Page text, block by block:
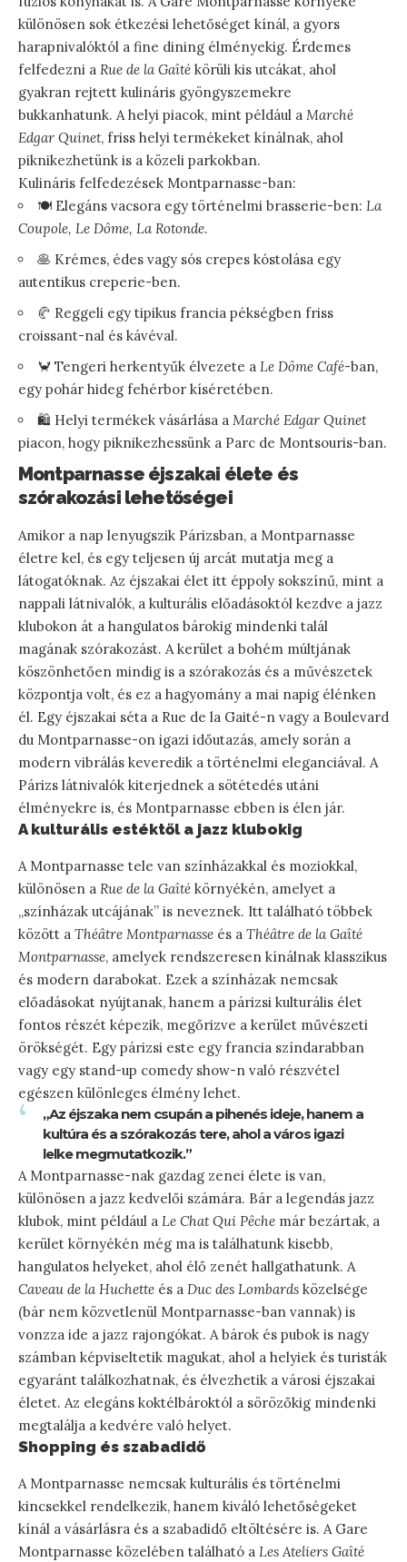
különösen sok étkezési lehetőséget kínál, a gyors
harapnivalóktól a fine dining élményekig. Érdemes
felfedezni a Rue de la Gaîté körüli kis utcákat, ahol
gyakran rejtett kulináris gyöngyszemekre
bukkanhatunk. A helyi piacok, mint például a Marché
Edgar Quinet, friss helyi termékeket kínálnak, ahol
piknikezhetünk is a közeli parkokban.
Kulináris felfedezések Montparnasse-ban:
🍽️ Elegáns vacsora egy történelmi brasserie-ben: La
Coupole, Le Dôme, La Rotonde.
🥞 Krémes, édes vagy sós crepes kóstolása egy
autentikus creperie-ben.
🥐 Reggeli egy tipikus francia pékségben friss
croissant-nal és kávéval.
🦀 Tengeri herkentyűk élvezete a Le Dôme Café-ban,
egy pohár hideg fehérbor kíséretében.
🛍️ Helyi termékek vásárlása a Marché Edgar Quinet
piacon, hogy piknikezhessünk a Parc de Montsouris-ban.
Montparnasse éjszakai élete és
szórakozási lehetőségei
Amikor a nap lenyugszik Párizsban, a Montparnasse
életre kel, és egy teljesen új arcát mutatja meg a
látogatóknak. Az éjszakai élet itt éppoly sokszínű, mint a
nappali látnivalók, a kulturális előadásoktól kezdve a jazz
klubokon át a hangulatos bárokig mindenki talál
magának szórakozást. A kerület a bohém múltjának
köszönhetően mindig is a szórakozás és a művészetek
központja volt, és ez a hagyomány a mai napig élénken
él. Egy éjszakai séta a Rue de la Gaité-n vagy a Boulevard
du Montparnasse-on igazi időutazás, amely során a
modern vibrálás keveredik a történelmi eleganciával. A
Párizs látnivalók kiterjednek a sötétedés utáni
élményekre is, és Montparnasse ebben is élen jár.
A kulturális estéktől a jazz klubokig
A Montparnasse tele van színházakkal és moziokkal,
különösen a Rue de la Gaîté környékén, amelyet a
„színházak utcájának” is neveznek. Itt található többek
között a Théâtre Montparnasse és a Théâtre de la Gaîté
Montparnasse, amelyek rendszeresen kínálnak klasszikus
és modern darabokat. Ezek a színházak nemcsak
előadásokat nyújtanak, hanem a párizsi kulturális élet
fontos részét képezik, megőrizve a kerület művészeti
örökségét. Egy párizsi este egy francia színdarabban
vagy egy stand-up comedy show-n való részvétel
egészen különleges élmény lehet.
„Az éjszaka nem csupán a pihenés ideje, hanem a
kultúra és a szórakozás tere, ahol a város igazi
lelke megmutatkozik.”
A Montparnasse-nak gazdag zenei élete is van,
különösen a jazz kedvelői számára. Bár a legendás jazz
klubok, mint például a Le Chat Qui Pêche már bezártak, a
kerület környékén még ma is találhatunk kisebb,
hangulatos helyeket, ahol élő zenét hallgathatunk. A
Caveau de la Huchette és a Duc des Lombards közelsége
(bár nem közvetlenül Montparnasse-ban vannak) is
vonzza ide a jazz rajongókat. A bárok és pubok is nagy
számban képviseltetik magukat, ahol a helyiek és turisták
egyaránt találkozhatnak, és élvezhetik a városi éjszakai
életet. Az elegáns koktélbároktól a sörözőkig mindenki
megtalálja a kedvére való helyet.
Shopping és szabadidő
A Montparnasse nemcsak kulturális és történelmi
kincsekkel rendelkezik, hanem kiváló lehetőségeket
kínál a vásárlásra és a szabadidő eltöltésére is. A Gare
Montparnasse közelében található a Les Ateliers Gaîté